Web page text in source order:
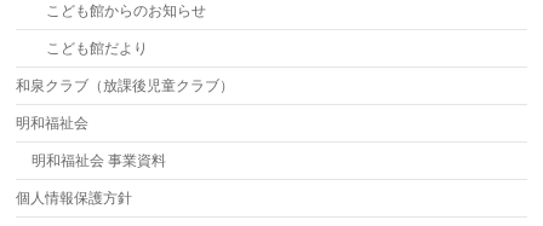
こども館からのお知らせ
こども館だより
和泉クラブ（放課後児童クラブ）
明和福祉会
明和福祉会 事業資料
個人情報保護方針